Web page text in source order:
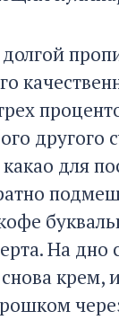
другого
для
На дно
крем,